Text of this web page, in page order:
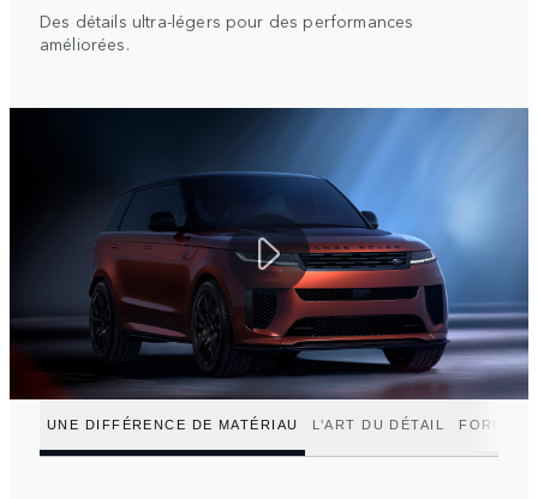
Des détails ultra-légers pour des performances
améliorées.
UNE DIFFÉRENCE DE MATÉRIAU L’ART DU DÉTAIL FORCE